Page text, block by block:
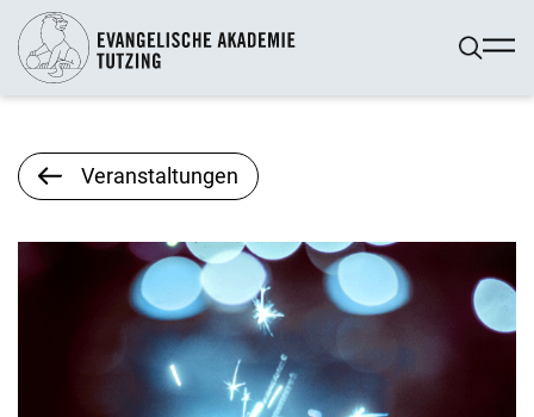
Veranstaltungen